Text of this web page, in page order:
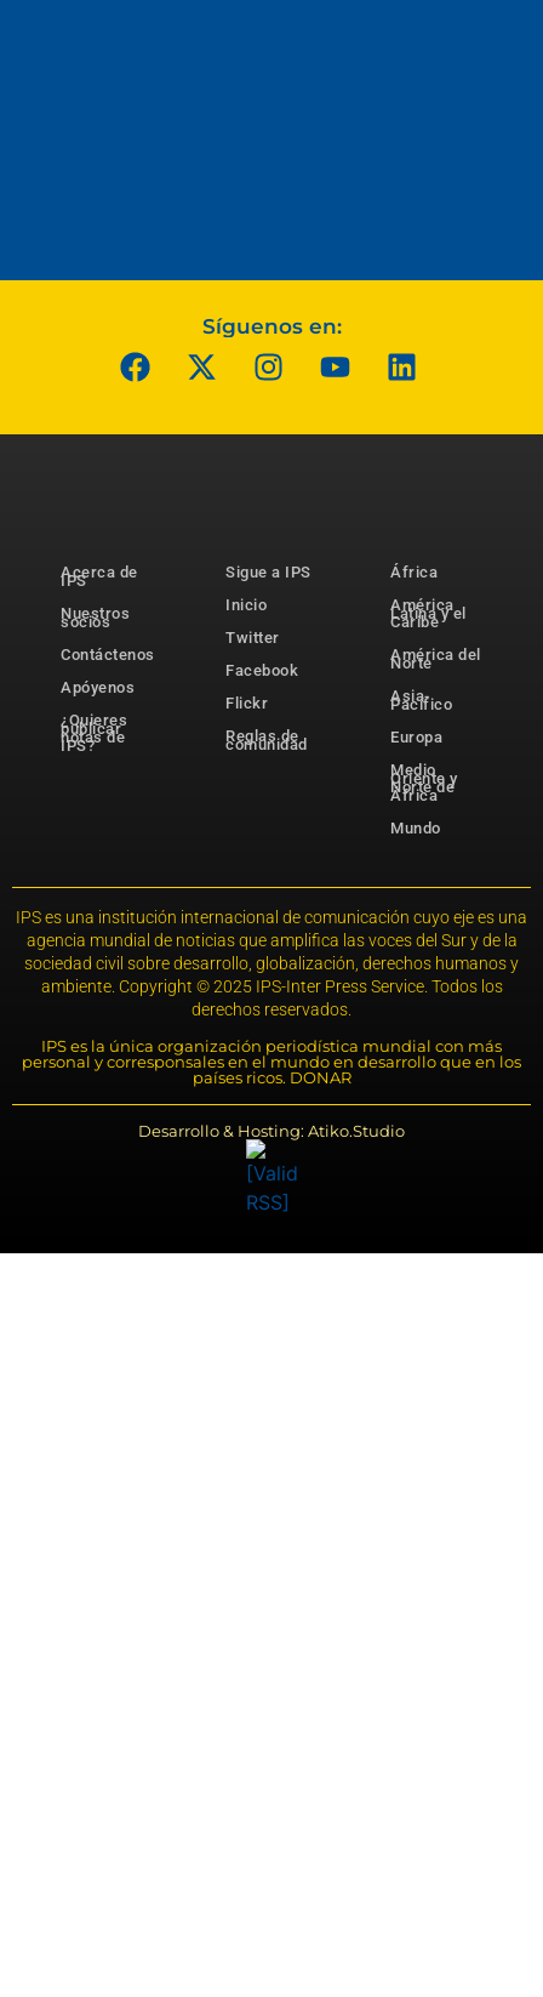
Síguenos en:
Acerca de
IPS
Nuestros
socios
Contáctenos
Apóyenos
¿Quieres
publicar
notas de
IPS?
Sigue a IPS
Inicio
Twitter
Facebook
Flickr
Reglas de
comunidad
África
América
Latina y el
Caribe
América del
Norte
Asia-
Pacífico
Europa
Medio
Oriente y
Norte de
África
Mundo
IPS es una institución internacional de comunicación cuyo eje es una
agencia mundial de noticias que amplifica las voces del Sur y de la
sociedad civil sobre desarrollo, globalización, derechos humanos y
ambiente. Copyright © 2025 IPS-Inter Press Service. Todos los
derechos reservados.
IPS es la única organización periodística mundial con más
personal y corresponsales en el mundo en desarrollo que en los
países ricos. DONAR
Desarrollo & Hosting: Atiko.Studio